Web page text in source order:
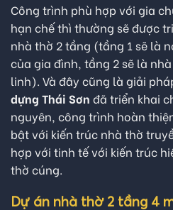
Công trình phù hợp với gia
hạn chế thì thường sẽ được
nhà thờ 2 tầng (tầng 1 sẽ là
của gia đình, tầng 2 sẽ là
linh). Và đây cũng là giải
dựng Thái Sơn đã triển khai
nguyên, công trình hoàn
bật với kiến trúc nhà thờ
hợp với tinh tế với kiến trúc
thờ cúng.
Dự án nhà thờ 2 tầng 4